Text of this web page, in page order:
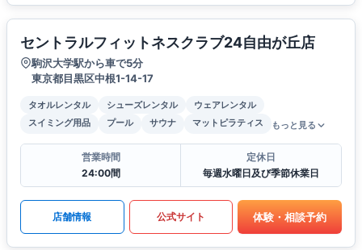
セントラルフィットネスクラブ24自由が丘店
駒沢大学駅から車で5分
東京都目黒区中根1-14-17
タオルレンタル シューズレンタル
ウェアレンタル
スイミング用品
プール サウナ マットピラティス もっと見る
営業時間
24:00間
定休日
毎週水曜日及び季節休業日
店舗情報 公式サイト 体験・相談予約